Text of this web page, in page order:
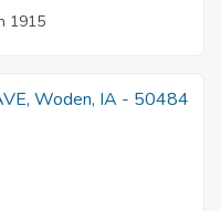
1915